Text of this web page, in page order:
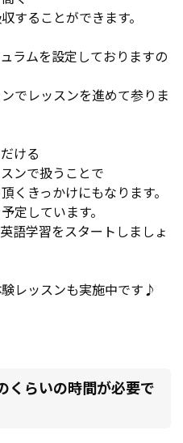
することができます。
ラムを設定しておりますの
でレッスンを進めて参りま
ける
ンで扱うことで
くきっかけにもなります。
定しています。
語学習をスタートしましょ
レッスンも実施中です♪
くらいの時間が必要で